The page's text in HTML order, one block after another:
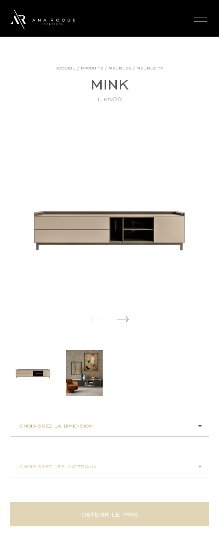
accueil/ produits/ meubles/ meuble tv
mink
u.mtv09
choisissez la dimension:
choisissez les matériaux:
obtenir le prix